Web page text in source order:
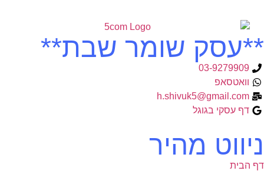
**עסק שומר שבת**
03-9279909
וואטסאפ
h.shivuk5@gmail.com
דף עסקי בגוגל
ניווט מהיר
דף הבית